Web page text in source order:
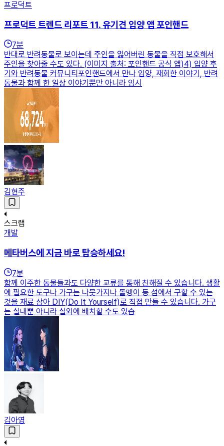
프로덕트
프로덕트 트렌드 리포트 11. 유기견 입양 앱 포인핸드
7분
반대로 반려동물로 보이는데 주인을 잃어버린 동물을 직접 보호해서
주인을 찾아줄 수도 있다. (이미지 출처: 포인핸드 공식 앱)4) 입양 후
기와 반려동물 커뮤니티포인핸드에서 만나 입양, 재회한 이야기, 반려
동물과 함께 한 일상 이야기뿐만 아니라 임시
김현주
스크랩
개발
메타버스에 지금 바로 탑승하세요!
7분
함께 이주한 동물들과도 다양한 교류를 통해 친해질 수 있습니다. 생활
에 필요한 도구나 가구는 나뭇가지나 돌멩이 등 섬에서 구할 수 있는
것을 재료 삼아 DIY(Do It Yourself)로 직접 만들 수 있습니다. 가구
는 실내뿐 아니라 실외에 배치할 수도 있습
김아영